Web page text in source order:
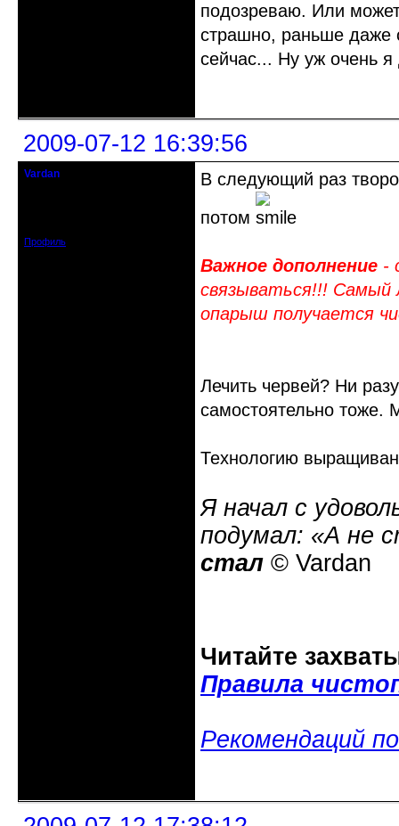
подозреваю. Или
страшно, раньше даже
сейчас... Ну уж очень
2009-07-12 16:39:56
Vardan
Профиль
В следующий раз
потом
Важное дополнение -
связываться!!! Самый
опарыш получается
Лечить червей? Ни
самостоятельно тоже.
Технологию
Я начал с
подумал: «А не
стал © Vardan
Читайте
Правила
Рекомендаций